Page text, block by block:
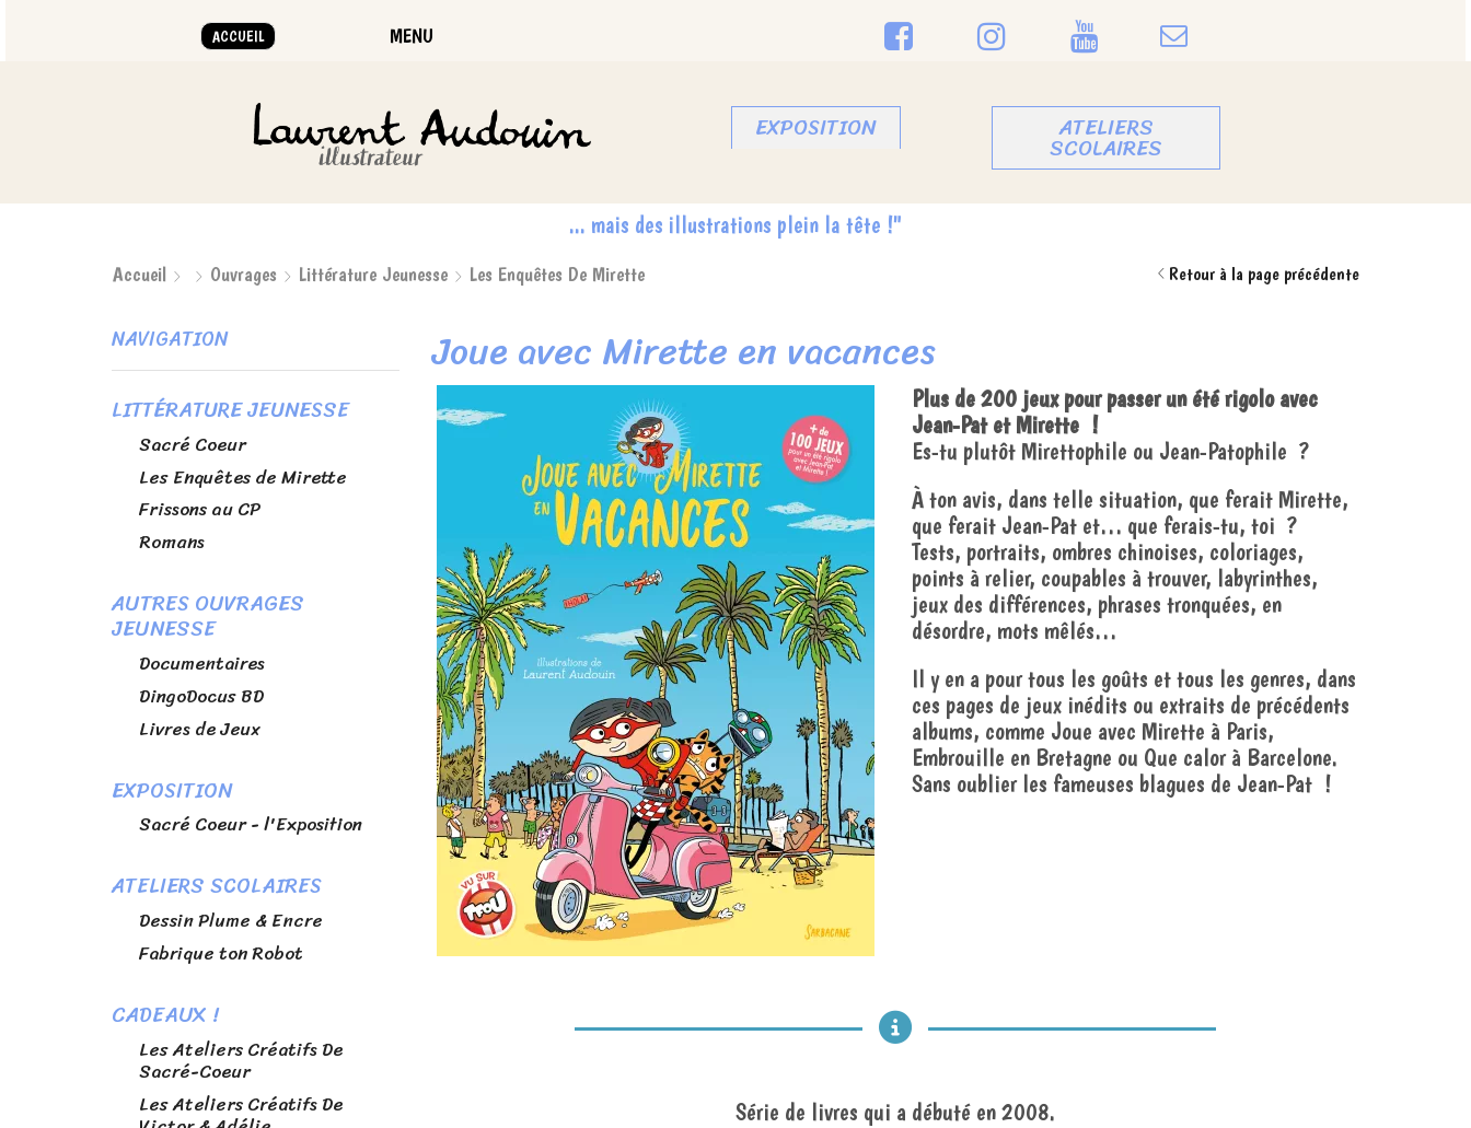
ACCUEIL MENU
EXPOSITION ATELIERS
SCOLAIRES
Retour à la page précédente
Accueil Ouvrages Littérature Jeunesse Les Enquêtes De Mirette
Joue avec Mirette en vacances
Plus de 200 jeux pour passer un été rigolo avec
Jean-Pat et Mirette !
Es-tu plutôt Mirettophile ou Jean-Patophile ?
À ton avis, dans telle situation, que ferait Mirette,
que ferait Jean-Pat et… que ferais-tu, toi ?
Tests, portraits, ombres chinoises, coloriages,
points à relier, coupables à trouver, labyrinthes,
jeux des différences, phrases tronquées, en
désordre, mots mêlés…
Il y en a pour tous les goûts et tous les genres, dans
ces pages de jeux inédits ou extraits de précédents
albums, comme Joue avec Mirette à Paris,
Embrouille en Bretagne ou Que calor à Barcelone.
Sans oublier les fameuses blagues de Jean-Pat !
Série de livres qui a débuté en 2008.
NAVIGATION
LITTÉRATURE JEUNESSE
Sacré Coeur
Les Enquêtes de Mirette
Frissons au CP
Romans
AUTRES OUVRAGES
JEUNESSE
Documentaires
DingoDocus BD
Livres de Jeux
EXPOSITION
Sacré Coeur - l'Exposition
ATELIERS SCOLAIRES
Dessin Plume & Encre
Fabrique ton Robot
CADEAUX !
Les Ateliers Créatifs De
Sacré-Coeur
Les Ateliers Créatifs De